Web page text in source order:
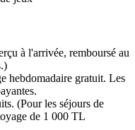
à l'arrivée, remboursé au
hebdomadaire gratuit. Les
(Pour les séjours de
de 1 000 TL